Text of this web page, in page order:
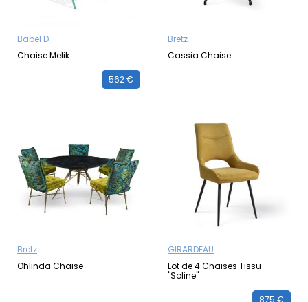
Babel D
Chaise Melik
562 €
Bretz
Cassia Chaise
Bretz
Ohlinda Chaise
GIRARDEAU
Lot de 4 Chaises Tissu
"Soline"
875 €